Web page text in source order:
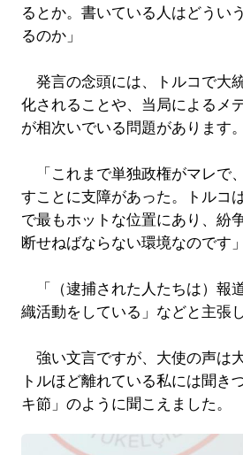
るとか。書いている人はどうい
るのか」
発言の念頭には、トルコで大
化されることや、当局によるメ
が相次いでいる問題があります。
「これまで単独政権がマレで
すことに支障があった。トルコ
で最もホットな位置にあり、紛
断せねばならない環境なのです」
「（逮捕された人たちは）報
織活動をしている」などと主張
強い文言ですが、大使の声は
トルほど離れている私には聞き
キ節」のように聞こえました。